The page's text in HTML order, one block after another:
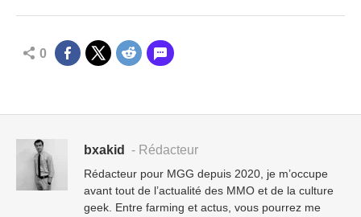
0
bxakid - Rédacteur
Rédacteur pour MGG depuis 2020, je m’occupe
avant tout de l’actualité des MMO et de la culture
geek. Entre farming et actus, vous pourrez me